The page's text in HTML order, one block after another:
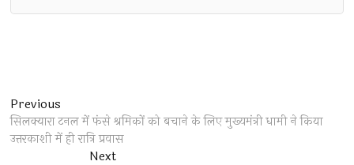
Post
navigation
Previous
post:
सिलक्यारा टनल में फंसे श्रमिकों को बचाने के लिए मुख्यमंत्री धामी ने किया
उत्तरकाशी में ही रात्रि प्रवास
NextNext